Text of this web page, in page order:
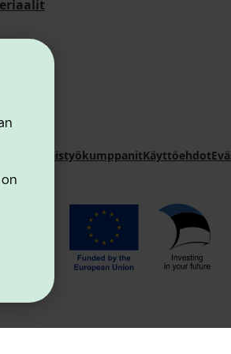
YhteistyökumppanitKäyttöehdot